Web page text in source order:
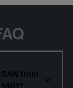
from